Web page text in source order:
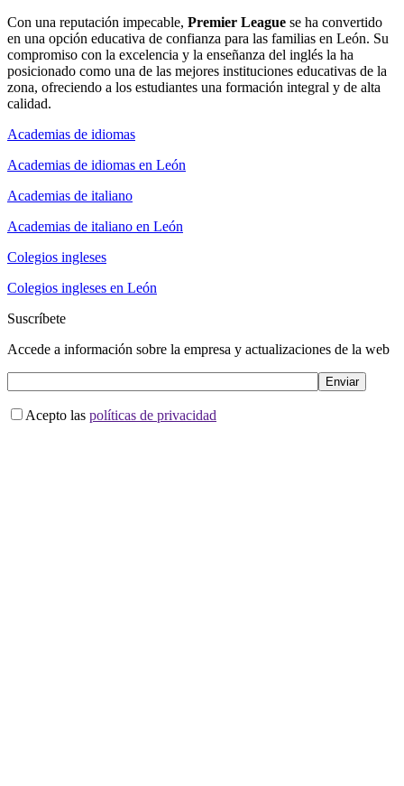
Con una reputación impecable, Premier League se ha convertido
en una opción educativa de confianza para las familias en León. Su
compromiso con la excelencia y la enseñanza del inglés la ha
posicionado como una de las mejores instituciones educativas de la
zona, ofreciendo a los estudiantes una formación integral y de alta
calidad.
Academias de idiomas
Academias de idiomas en León
Academias de italiano
Academias de italiano en León
Colegios ingleses
Colegios ingleses en León
Suscríbete
Accede a información sobre la empresa y actualizaciones de la web
Acepto las políticas de privacidad